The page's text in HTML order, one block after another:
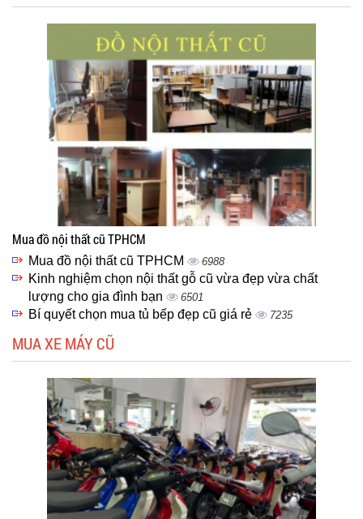
Mua đồ nội thất cũ TPHCM
Mua đồ nội thất cũ TPHCM 6988
Kinh nghiệm chọn nội thất gỗ cũ vừa đẹp vừa chất
lượng cho gia đình bạn
6501
Bí quyết chọn mua tủ bếp đẹp cũ giá rẻ 7235
MUA XE MÁY CŨ